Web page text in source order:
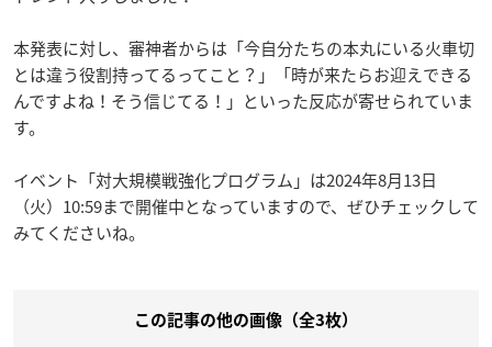
本発表に対し、審神者からは「今自分たちの本丸にいる火車切
とは違う役割持ってるってこと？」「時が来たらお迎えできる
んですよね！そう信じてる！」といった反応が寄せられていま
す。
イベント「対大規模戦強化プログラム」は2024年8月13日
（火）10:59まで開催中となっていますので、ぜひチェックして
みてくださいね。
この記事の他の画像（全3枚）